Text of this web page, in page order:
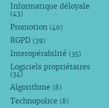
Informatique déloyale
(43)
Promotion (40)
RGPD (39)
Interopérabilité (35)
Logiciels propriétaires
(34)
Algorithme (8)
Technopolice (8)